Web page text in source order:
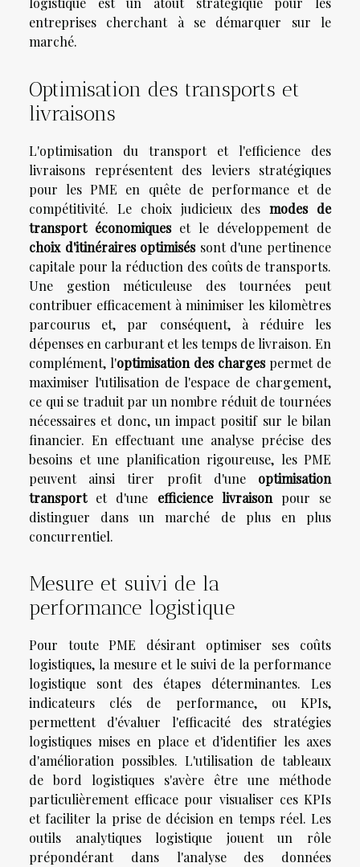
entreprises cherchant à se démarquer sur le
marché.
Optimisation des transports et
livraisons
L'optimisation du transport et l'efficience des
livraisons représentent des leviers stratégiques
pour les PME en quête de performance et de
compétitivité. Le choix judicieux desmodes de
transport économiqueset le développement de
choix d'itinéraires optimiséssont d'une pertinence
capitale pour la réduction des coûts de transports.
Une gestion méticuleuse des tournées peut
contribuer efficacement à minimiser les kilomètres
parcourus et, par conséquent, à réduire les
dépenses en carburant et les temps de livraison. En
complément, l'optimisation des chargespermet de
maximiser l'utilisation de l'espace de chargement,
ce qui se traduit par un nombre réduit de tournées
nécessaires et donc, un impact positif sur le bilan
financier. En effectuant une analyse précise des
besoins et une planification rigoureuse, les PME
peuvent ainsi tirer profit d'une optimisation
transportet d'une efficience livraisonpour se
distinguer dans un marché de plus en plus
concurrentiel.
Mesure et suivi de la
performance logistique
Pour toute PME désirant optimiser ses coûts
logistiques, la mesure et le suivi de la performance
logistique sont des étapes déterminantes. Les
indicateurs clés de performance, ou KPIs,
permettent d'évaluer l'efficacité des stratégies
logistiques mises en place et d'identifier les axes
d'amélioration possibles. L'utilisation de tableaux
de bord logistiques s'avère être une méthode
particulièrement efficace pour visualiser ces KPIs
et faciliter la prise de décision en temps réel. Les
outils analytiques logistique jouent un rôle
prépondérant dans l'analyse des données